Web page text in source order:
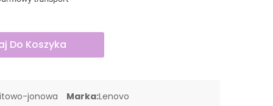
Do Koszyka
jonowa Marka:Lenovo